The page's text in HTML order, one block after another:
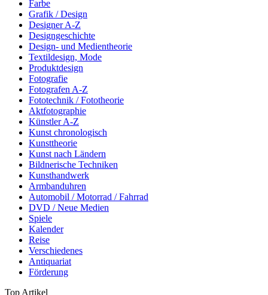
Farbe
Grafik / Design
Designer A-Z
Designgeschichte
Design- und Medientheorie
Textildesign, Mode
Produktdesign
Fotografie
Fotografen A-Z
Fototechnik / Fototheorie
Aktfotographie
Künstler A-Z
Kunst chronologisch
Kunsttheorie
Kunst nach Ländern
Bildnerische Techniken
Kunsthandwerk
Armbanduhren
Automobil / Motorrad / Fahrrad
DVD / Neue Medien
Spiele
Kalender
Reise
Verschiedenes
Antiquariat
Förderung
Top Artikel